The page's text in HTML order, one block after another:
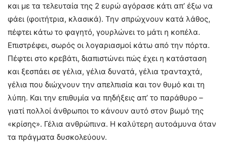
και με τα τελευταία της 2 ευρώ αγόρασε κάτι απ’ έξω να
φάει (φοιτήτρια, κλασικά). Την σπρώχνουν κατά λάθος,
πέφτει κάτω το φαγητό, γουρλώνει το μάτι η κοπέλα.
Επιστρέφει, σωρός οι λογαριασμοί κάτω από την πόρτα.
Πέφτει στο κρεβάτι, διαπιστώνει πώς έχει η κατάσταση
και ξεσπάει σε γέλια, γέλια δυνατά, γέλια τρανταχτά,
γέλια που διώχνουν την απελπισία και τον θυμό και τη
λύπη. Και την επιθυμία να πηδήξεις απ’ το παράθυρο –
γιατί πολλοί άνθρωποι το κάνουν αυτό στον βωμό της
«κρίσης». Γέλια ανθρώπινα. Η καλύτερη αυτοάμυνα όταν
τα πράγματα δυσκολεύουν.